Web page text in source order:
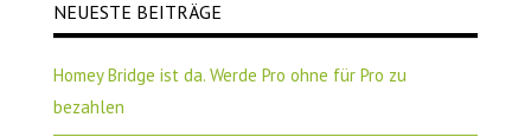
NEUESTE BEITRÄGE
Homey Bridge ist da. Werde Pro ohne für Pro zu
bezahlen